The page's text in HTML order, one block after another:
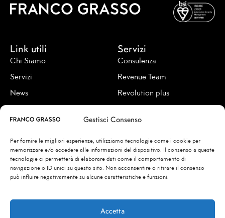
Gestisci Consenso
Per fornire le migliori esperienze, utilizziamo tecnologie come i cookie per
memorizzare e/o accedere alle informazioni del dispositivo. Il consenso a queste
tecnologie ci permetterà di elaborare dati come il comportamento di
navigazione o ID unici su questo sito. Non acconsentire o ritirare il consenso
può influire negativamente su alcune caratteristiche e funzioni.
Accetta
Link utili
Chi Siamo
Servizi
News
Servizi
Consulenza
Revenue Team
Revolution plus